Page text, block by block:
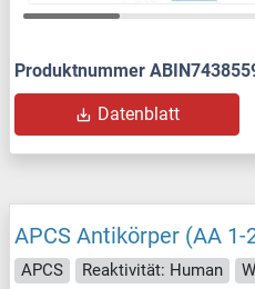
Produktnummer
Datenblatt
APCS Antikörper (AA 1-
APCS Reaktivität: Human